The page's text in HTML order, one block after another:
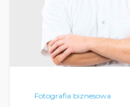
Fotografia biznesowa